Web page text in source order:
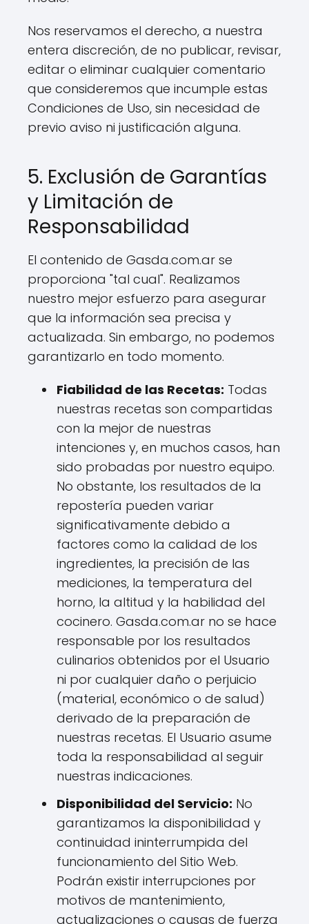
Nos reservamos el derecho, a nuestra
entera discreción, de no publicar, revisar,
editar o eliminar cualquier comentario
que consideremos que incumple estas
Condiciones de Uso, sin necesidad de
previo aviso ni justificación alguna.
5. Exclusión de Garantías
y Limitación de
Responsabilidad
El contenido de Gasda.com.ar se
proporciona "tal cual". Realizamos
nuestro mejor esfuerzo para asegurar
que la información sea precisa y
actualizada. Sin embargo, no podemos
garantizarlo en todo momento.
Fiabilidad de las Recetas: Todas
nuestras recetas son compartidas
con la mejor de nuestras
intenciones y, en muchos casos, han
sido probadas por nuestro equipo.
No obstante, los resultados de la
repostería pueden variar
significativamente debido a
factores como la calidad de los
ingredientes, la precisión de las
mediciones, la temperatura del
horno, la altitud y la habilidad del
cocinero. Gasda.com.ar no se hace
responsable por los resultados
culinarios obtenidos por el Usuario
ni por cualquier daño o perjuicio
(material, económico o de salud)
derivado de la preparación de
nuestras recetas. El Usuario asume
toda la responsabilidad al seguir
nuestras indicaciones.
Disponibilidad del Servicio: No
garantizamos la disponibilidad y
continuidad ininterrumpida del
funcionamiento del Sitio Web.
Podrán existir interrupciones por
motivos de mantenimiento,
actualizaciones o causas de fuerza